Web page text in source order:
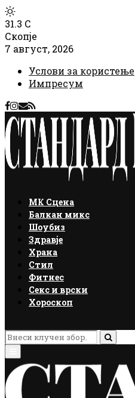
31.3 C
Скопје
7 август, 2026
Услови за користење
Импресум
Facebook
Instagram
Email
Rss
МК Сцена
Балкан микс
Шоубиз
Здравје
Храна
Стил
Фитнес
Секс и врски
Хороскоп
Search
for:
Search
Menu